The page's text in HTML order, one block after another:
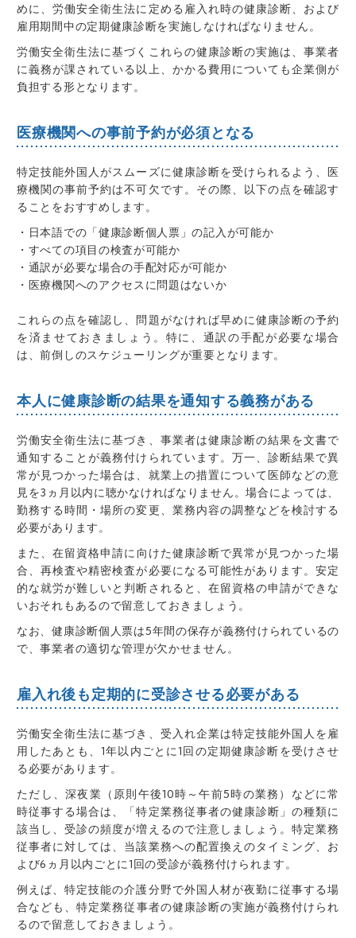
めに、労働安全衛生法に定める雇入れ時の健康診断、および
雇用期間中の定期健康診断を実施しなければなりません。
労働安全衛生法に基づくこれらの健康診断の実施は、事業者
に義務が課されている以上、かかる費用についても企業側が
負担する形となります。
医療機関への事前予約が必須となる
特定技能外国人がスムーズに健康診断を受けられるよう、 医
療機関の事前予約は不可欠 です。その際、以下の点を確認す
ることをおすすめします。
・日本語での「健康診断個人票」の記入が可能か
・すべての項目の検査が可能か
・通訳が必要な場合の手配対応が可能か
・医療機関へのアクセスに問題はないか
これらの点を確認し、問題がなければ早めに健康診断の予約
を済ませておきましょう。特に、 通訳の手配が必要な場合
は、前倒しのスケジューリングが重要となります。
本人に健康診断の結果を通知する義務がある
労働安全衛生法に基づき、事業者は健康診断の結果を文書で
通知することが義務付けられています。万一、診断結果で異
常が見つかった場合は、就業上の措置について医師などの意
見を3ヵ月以内に聴かなければなりません。場合によっては、
勤務する時間・場所の変更、業務内容の調整などを検討する
必要があります。
また、在留資格申請に向けた健康診断で異常が見つかった場
合、再検査や精密検査が必要になる可能性があります。安定
的な就労が難しいと判断されると、在留資格の申請ができな
いおそれもあるので留意しておきましょう。
なお、健康診断個人票は5年間の保存が義務付けられているの
で、事業者の適切な管理が欠かせません。
雇入れ後も定期的に受診させる必要がある
労働安全衛生法に基づき、受入れ企業は特定技能外国人を雇
用したあとも、1年以内ごとに1回の定期健康診断を受けさせ
る必要があります。
ただし、深夜業（原則午後10時～午前5時の業務）などに常
時従事する場合は、「特定業務従事者の健康診断」の種類に
該当し、受診の頻度が増えるので注意しましょう。特定業務
従事者に対しては、当該業務への配置換えのタイミング、お
よび6ヵ月以内ごとに1回の受診が義務付けられます。
例えば、特定技能の介護分野で外国人材が夜勤に従事する場
合なども、特定業務従事者の健康診断の実施が義務付けられ
るので留意しておきましょう。